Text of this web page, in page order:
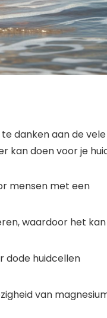
danken aan de vele
kan doen voor je
mensen met een
waardoor het kan
dode huidcellen
van